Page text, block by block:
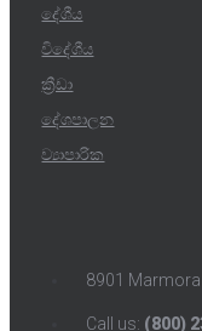
දේශීය
විදේශීය
ක්‍රීඩා
දේශපාලන
ව්‍යාපාරික
8901 Marmora
Call us: (800)